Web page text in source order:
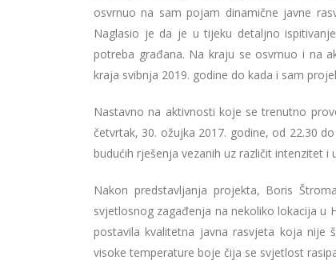
osvrnuo na sam pojam dinamične javne
Naglasio je da je u tijeku detaljno
potreba građana. Na kraju se osvrnuo i na
kraja svibnja 2019. godine do kada i sam
Nastavno na aktivnosti koje se trenutno
četvrtak, 30. ožujka 2017. godine, od 22.30
budućih rješenja vezanih uz različit intenzitet i
Nakon predstavljanja projekta, Boris
svjetlosnog zagađenja na nekoliko lokacija u
postavila kvalitetna javna rasvjeta koja nije
visoke temperature boje čija se svjetlost